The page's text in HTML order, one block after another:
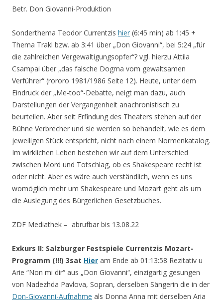
Betr. Don Giovanni-Produktion
Sonderthema Teodor Currentzis hier (6:45 min) ab 1:45 +
Thema Trakl bzw. ab 3:41 über „Don Giovanni“, bei 5:24 „für
die zahlreichen Vergewaltigungsopfer“? vgl. hierzu Attila
Csampai über „das falsche Dogma vom gewaltsamen
Verführer“ (rororo 1981/1986 Seite 12). Heute, unter dem
Eindruck der „Me-too“-Debatte, neigt man dazu, auch
Darstellungen der Vergangenheit anachronistisch zu
beurteilen. Aber seit Erfindung des Theaters stehen auf der
Bühne Verbrecher und sie werden so behandelt, wie es dem
jeweiligen Stück entspricht, nicht nach einem Normenkatalog.
Im wirklichen Leben bestehen wir auf dem Unterschied
zwischen Mord und Totschlag, ob es Shakespeare recht ist
oder nicht. Aber es wäre auch verständlich, wenn es uns
womöglich mehr um Shakespeare und Mozart geht als um
die Auslegung des Bürgerlichen Gesetzbuches.
ZDF Mediathek – abrufbar bis 13.08.22
Exkurs II: Salzburger Festspiele Currentzis Mozart-
Programm (!!!) 3sat Hier am Ende ab 01:13:58 Rezitativ u
Arie “Non mi dir“ aus „Don Giovanni“, einzigartig gesungen
von Nadezhda Pavlova, Sopran, derselben Sängerin die in der
Don-Giovanni-Aufnahme als Donna Anna mit derselben Aria